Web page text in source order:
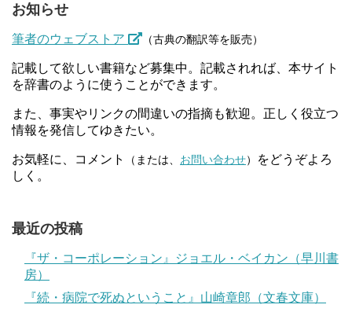
お知らせ
筆者のウェブストア （古典の翻訳等を販売）
記載して欲しい書籍など募集中。記載されれば、本サイト
を辞書のように使うことができます。
また、事実やリンクの間違いの指摘も歓迎。正しく役立つ
情報を発信してゆきたい。
お気軽に、コメント （または、 お問い合わせ）
をどうぞよろ
しく。
最近の投稿
『ザ・コーポレーション』ジョエル・ベイカン（早川書
房）
『続・病院で死ぬということ』山崎章郎（文春文庫）